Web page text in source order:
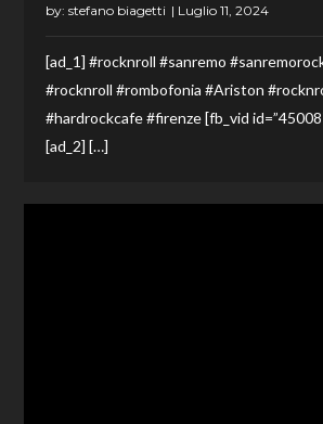
by:stefano biagetti
[ad_1] #rocknroll #sanremo
#rocknroll #rombofonia #Ariston
#hardrockcafe #firenze [fb_vid
[ad_2] […]